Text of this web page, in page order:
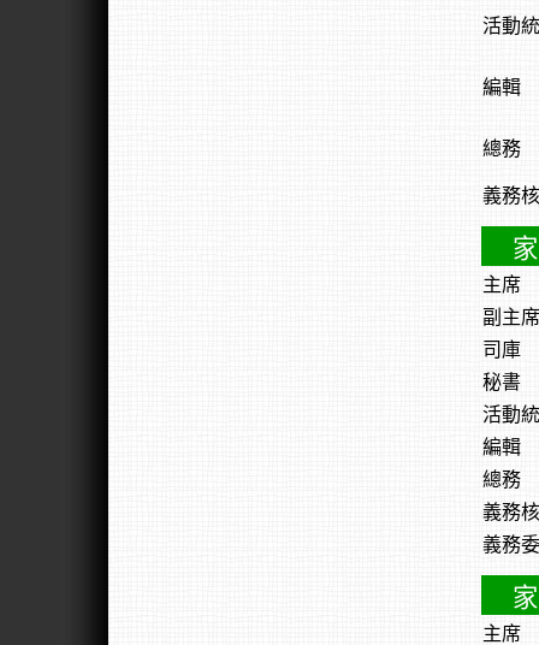
活動
編輯
總務
義務
主席
副主席
司庫
秘書
活動
編輯
總務
義務
義務
主席